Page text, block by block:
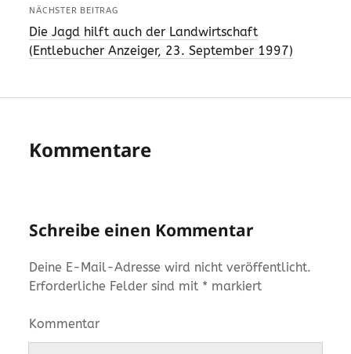
NÄCHSTER BEITRAG
Die Jagd hilft auch der Landwirtschaft
(Entlebucher Anzeiger, 23. September 1997)
Kommentare
Schreibe einen Kommentar
Deine E-Mail-Adresse wird nicht veröffentlicht.
Erforderliche Felder sind mit * markiert
Kommentar